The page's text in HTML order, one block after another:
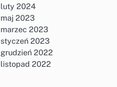
luty 2024
maj 2023
marzec 2023
styczeń 2023
grudzień 2022
listopad 2022